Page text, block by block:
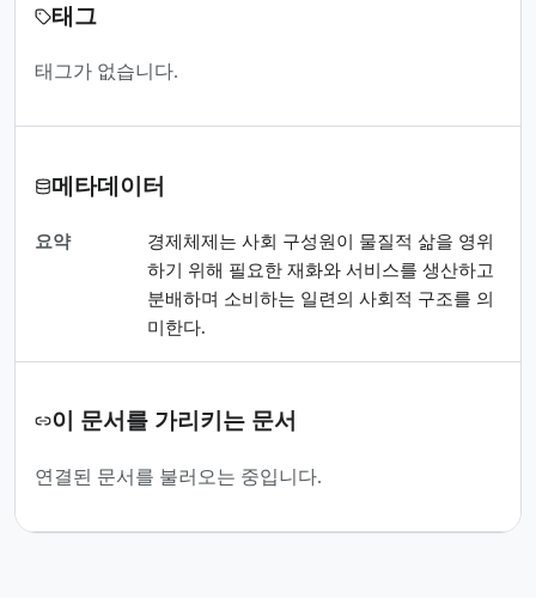
태그
태그가 없습니다.
메타데이터
요약
경제체제는 사회 구성원이 물질적 삶을 영위
하기 위해 필요한 재화와 서비스를 생산하고
분배하며 소비하는 일련의 사회적 구조를 의
미한다.
이 문서를 가리키는 문서
연결된 문서를 불러오는 중입니다.